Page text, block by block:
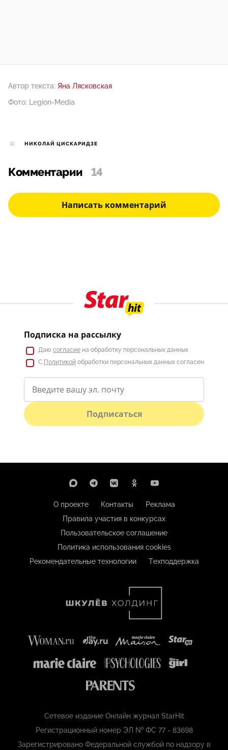
Автор текста: Яна Лясковская
Фото: Legion-Media
НИКОЛАЙ ЦИСКАРИДЗЕ
Комментарии 14
Написать комментарий
Подписка на рассылку
Даю согласие на обработку персональных данных
С Политикой обработки персональных данных согласен
Подписаться
О проекте Контакты
Реклама
Правила участия в конкурсах
Пользовательское соглашение
Политика использования cookies
Рекомендательные технологии
Техподдержка
Сетевое издание Онлайн журнал StarHit
Регистрационный номер ЭЛ № ФС 77 - 83698
Зарегистрировано Федеральной службой по надзору в